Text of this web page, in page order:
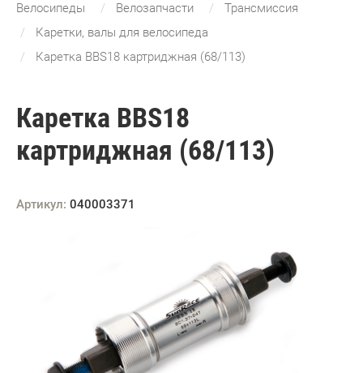
Велосипеды Велозапчасти
Трансмиссия
Каретки, валы для велосипеда
Каретка BBS18 картриджная (68/113)
Каретка BBS18
картриджная (68/113)
Артикул: 040003371